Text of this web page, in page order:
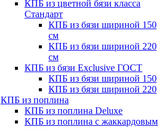
КПБ из цветной бязи класса
Стандарт
КПБ из бязи шириной 150
см
КПБ из бязи шириной 220
см
КПБ из бязи Exclusive ГОСТ
КПБ из бязи шириной 150
КПБ из бязи шириной 220
КПБ из поплина
КПБ из поплина Deluxe
КПБ из поплина с жаккардовым